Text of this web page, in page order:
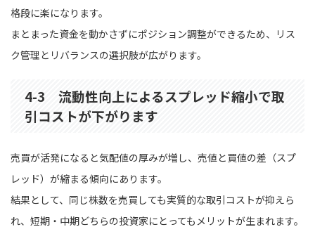
格段に楽になります。
まとまった資金を動かさずにポジション調整ができるため、リス
ク管理とリバランスの選択肢が広がります。
4-3 流動性向上によるスプレッド縮小で取
引コストが下がります
売買が活発になると気配値の厚みが増し、売値と買値の差（スプ
レッド）が縮まる傾向にあります。
結果として、同じ株数を売買しても実質的な取引コストが抑えら
れ、短期・中期どちらの投資家にとってもメリットが生まれます。